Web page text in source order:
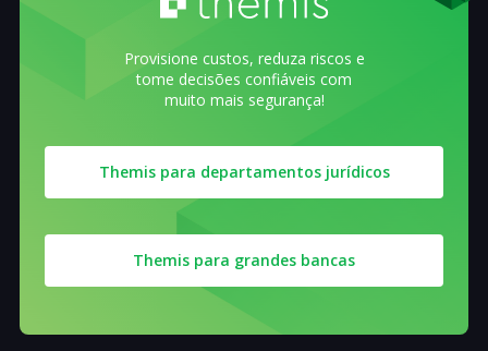
Provisione custos, reduza riscos e
tome decisões confiáveis com
muito mais segurança!
Themis para departamentos jurídicos
Themis para grandes bancas